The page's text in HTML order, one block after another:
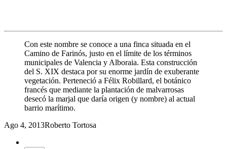
Con este nombre se conoce a una finca situada en el
Camino de Farinós, justo en el límite de los términos
municipales de Valencia y Alboraia. Esta construcción
del S. XIX destaca por su enorme jardín de exuberante
vegetación. Perteneció a Félix Robillard, el botánico
francés que mediante la plantación de malvarrosas
desecó la marjal que daría origen (y nombre) al actual
barrio marítimo.
Ago 4, 2013Roberto Tortosa